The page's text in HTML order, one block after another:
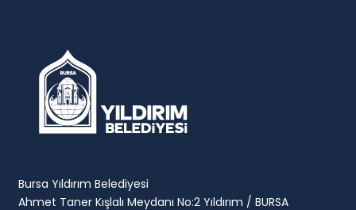
Bursa Yıldırım Belediyesi
Ahmet Taner Kışlalı Meydanı No:2 Yıldırım / BURSA